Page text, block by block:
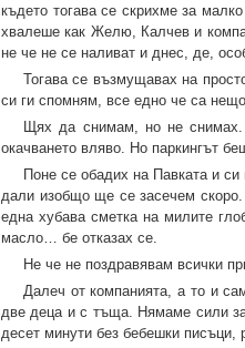
където тогава се скрихме за
хвалеше как Желю, Калчев и
не че не се наливат и днес, де,
Тогава се възмущавах на
си ги спомням, все едно че са
Щях да снимам, но не снимах.
окачването вляво. Но паркингът
Поне се обадих на Павката и
дали изобщо ще се засечем
една хубава сметка на милите
масло… бе отказах се.
Не че не поздравявам всички
Далеч от компанията, а то и
две деца и с тъща. Нямаме сили
десет минути без бебешки писъци,